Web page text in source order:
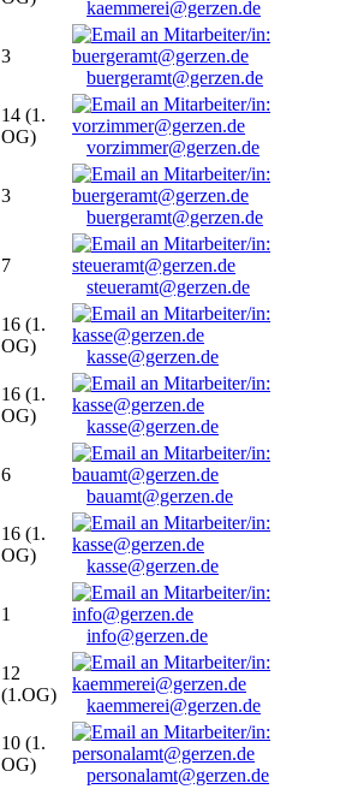
kaemmerei@gerzen.de
3
buergeramt@gerzen.de
14 (1.
OG)
vorzimmer@gerzen.de
3
buergeramt@gerzen.de
7
steueramt@gerzen.de
16 (1.
OG)
kasse@gerzen.de
16 (1.
OG)
kasse@gerzen.de
6
bauamt@gerzen.de
16 (1.
OG)
kasse@gerzen.de
1
info@gerzen.de
12
(1.OG)
kaemmerei@gerzen.de
10 (1.
OG)
personalamt@gerzen.de